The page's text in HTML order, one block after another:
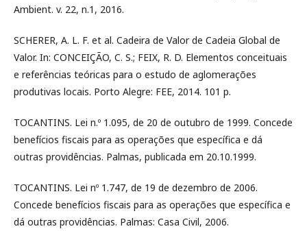
Ambient. v. 22, n.1, 2016.
SCHERER, A. L. F. et al. Cadeira de Valor de Cadeia Global de
Valor. In: CONCEIÇÃO, C. S.; FEIX, R. D. Elementos conceituais
e referências teóricas para o estudo de aglomerações
produtivas locais. Porto Alegre: FEE, 2014. 101 p.
TOCANTINS. Lei n.º 1.095, de 20 de outubro de 1999. Concede
benefícios fiscais para as operações que específica e dá
outras providências. Palmas, publicada em 20.10.1999.
TOCANTINS. Lei nº 1.747, de 19 de dezembro de 2006.
Concede benefícios fiscais para as operações que específica e
dá outras providências. Palmas: Casa Civil, 2006.